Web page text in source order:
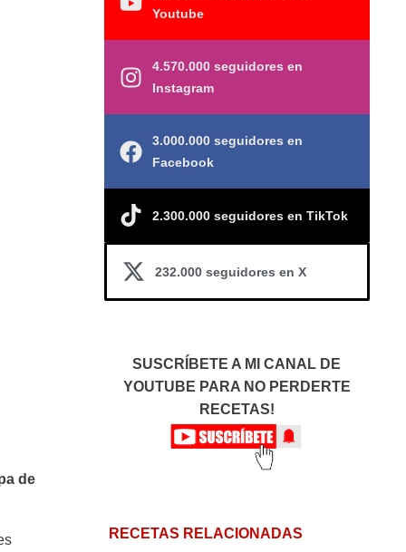
de
Youtube
4.570.000 seguidores en
Instagram
3.000.000 seguidores en
Facebook
2.300.000 seguidores en TikTok
232.000 seguidores en X
SUSCRÍBETE A MI CANAL DE
YOUTUBE PARA NO PERDERTE
RECETAS!
RECETAS RELACIONADAS